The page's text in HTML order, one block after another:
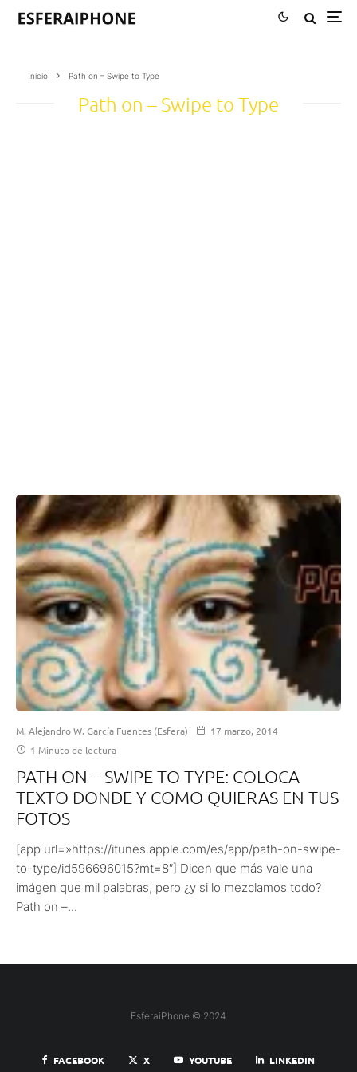
Inicio Path on – Swipe to Type
Path on – Swipe to Type
M. Alejandro W. García Fuentes (Esfera)
17 marzo, 2014
1 Minuto de lectura
PATH ON – SWIPE TO TYPE: COLOCA
TEXTO DONDE Y COMO QUIERAS EN TUS
FOTOS
[app url=»https://itunes.apple.com/es/app/path-on-swipe-
to-type/id596696015?mt=8″] Dicen que más vale una
imágen que mil palabras, pero ¿y si lo mezclamos todo?
Path on –...
EsferaiPhone © 2024
FACEBOOK X YOUTUBE LINKEDIN